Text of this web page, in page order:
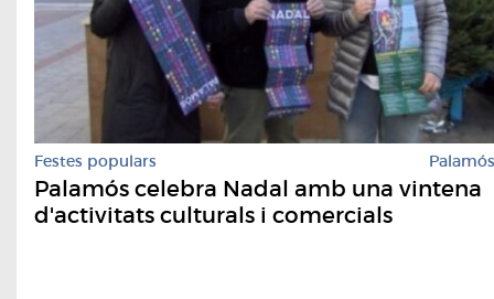
Festes populars Palamós
Palamós celebra Nadal amb una vintena
d'activitats culturals i comercials